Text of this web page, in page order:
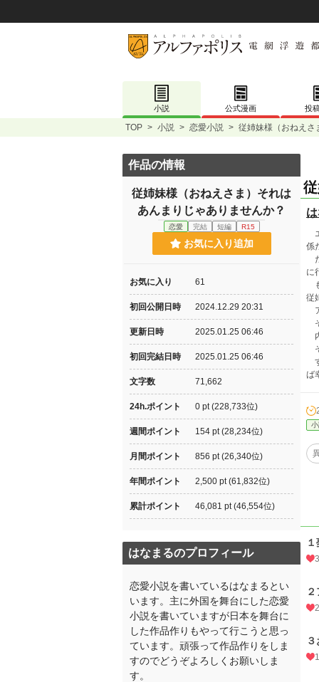
小説 公式漫画 投
TOP > 小説 > 恋愛小説 > 従姉妹様（おねえさ
係
に
従
ば
小
作品の情報
従姉妹様（おねえさま）それは
あんまりじゃありませんか？
恋愛 完結 短編 R15
お気に入り追加
お気に入り 61
初回公開日時 2024.12.29 20:31
更新日時 2025.01.25 06:46
初回完結日時 2025.01.25 06:46
文字数 71,662
24h.ポイント 0 pt (228,733位)
週間ポイント 154 pt (28,234位)
月間ポイント 856 pt (26,340位)
年間ポイント 2,500 pt (61,832位)
累計ポイント 46,081 pt (46,554位)
はなまるのプロフィール
恋愛小説を書いているはなまるとい
います。主に外国を舞台にした恋愛
小説を書いていますが日本を舞台に
した作品作りもやって行こうと思っ
ています。頑張って作品作りをしま
すのでどうぞよろしくお願いしま
す。